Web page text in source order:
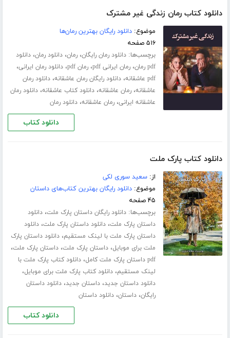
دانلود کتاب رمان زندگی غیر مشترک
موضوع:دانلود رایگان بهترین رمان‌ها
۵۱۶ صفحه
برچسب‌ها:دانلود رمان رایگان،رمان،دانلود رمان،دانلود
pdf رمان
،رمان ایرانی pdf ،رمان pdf ،دانلود رمان ایرانی،
pdf عاشقانه ،دانلود رایگان رمان عاشقانه،دانلود رمان
عاشقانه،رمان عاشقانه،دانلود کتاب عاشقانه،دانلود رمان
عاشقانه ایرانی،رمان عاشقانه،دانلود رمان
دانلود کتاب
دانلود کتاب پارک ملت
از:سعید سوری لکی
موضوع:دانلود رایگان بهترین کتاب‌های داستان
۴۵ صفحه
برچسب‌ها:دانلود رایگان داستان پارک ملت،دانلود
داستان پارک ملت،دانلود داستان پارک ملت،دانلود
داستان پارک ملت با لینک مستقیم،دانلود داستان پارک
ملت برای موبایل،داستان پارک ملت،داستان پارک ملت،
pdf داستان پارک ملت کامل ،دانلود کتاب پارک ملت با
لینک مستقیم،دانلود کتاب پارک ملت برای موبایل،
دانلود داستان جدید،داستان جدید،دانلود داستان
رایگان،داستان،دانلود داستان
دانلود کتاب